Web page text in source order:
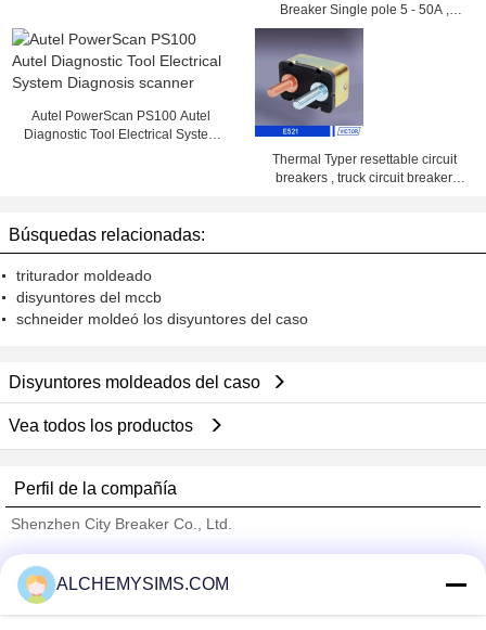
Breaker Single pole 5 - 50A ,
14VDC , 28VDC
Autel PowerScan PS100 Autel
Diagnostic Tool Electrical System
Thermal Typer resettable circuit
breakers , truck circuit breaker
Búsquedas relacionadas:
triturador moldeado
disyuntores del mccb
schneider moldeó los disyuntores del caso
Disyuntores moldeados del caso
Vea todos los productos
Perfil de la compañía
Shenzhen City Breaker Co., Ltd.
Trust Seal
Verified Suplier
ALCHEMYSIMS.COM